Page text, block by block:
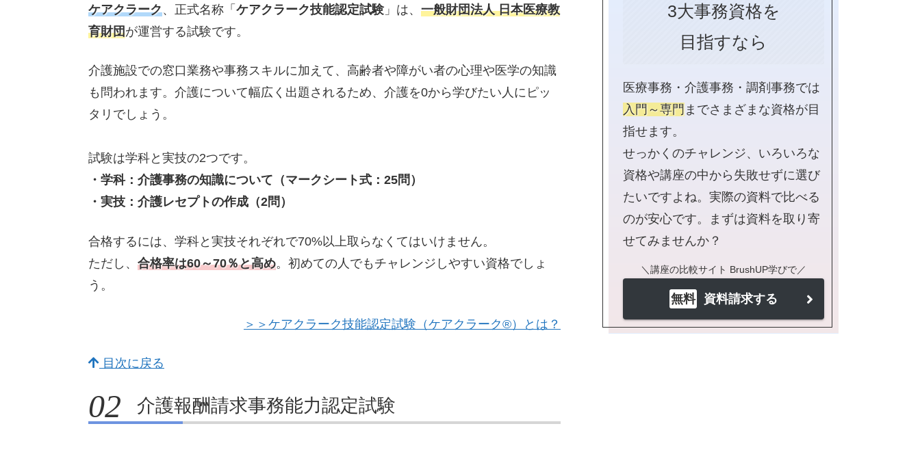
ケアクラーク、正式名称「 ケアクラーク技能認定試験 」は、 一般財団法人 日本医療教
育財団が運営する試験です。
介護施設での窓口業務や事務スキルに加えて、高齢者や障がい者の心理や医学の知識
も問われます。介護について幅広く出題されるため、介護を0から学びたい人にピッ
タリでしょう。
試験は学科と実技の2つです。
・学科：介護事務の知識について（マークシート式：25問）
・実技：介護レセプトの作成（2問）
合格するには、学科と実技それぞれで70%以上取らなくてはいけません。
ただし、 合格率は60～70％と高め。初めての人でもチャレンジしやすい資格でしょ
う。
＞＞ケアクラーク技能認定試験（ケアクラーク®）とは？
目次に戻る
介護報酬請求事務能力認定試験
3大事務資格を
目指すなら
医療事務・介護事務・調剤事務では
入門～専門 までさまざまな資格が目
指せます。
せっかくのチャレンジ、いろいろな
資格や講座の中から失敗せずに選び
たいですよね。実際の資料で比べる
のが安心です。まずは資料を取り寄
せてみませんか？
＼講座の比較サイト BrushUP学びで／
無料 資料請求する